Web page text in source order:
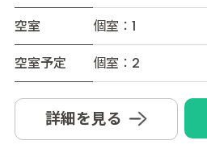
空室
個室：1
空室予定
個室：2
詳細を見る